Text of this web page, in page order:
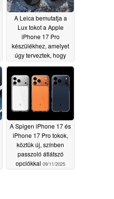
A Leica bemutatja a
Lux tokot a Apple
iPhone 17 Pro
készülékhez, amelyet
úgy terveztek, hogy
használható legyen a
fényképezőgép
markolatával
02/06/2026
A Spigen iPhone 17 és
iPhone 17 Pro tokok,
köztük új, színben
passzoló átlátszó
opciókkal 09/11/2025